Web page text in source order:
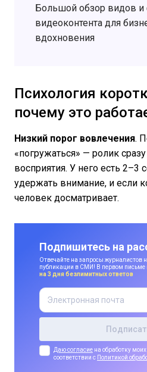
Большой обзор видов
видеоконтента для
вдохновения
Психология
почему это
Низкий порог вовлечения.
«погружаться» — ролик
восприятия. У него есть 2–3
удержать внимание, и если
человек досматривает.
Подпишитесь на
Отвечайте на запросы журналистов
публикации в СМИ! В первом письме
на 3 дня безлимитных ответов
Даю согласие на обработку
соответствии с
Политикой